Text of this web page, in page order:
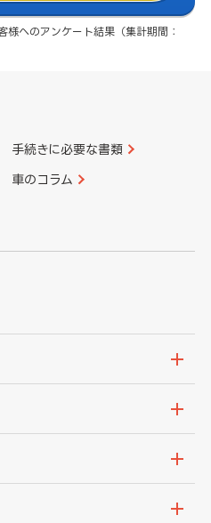
へのアンケート結果（集計期間：
手続きに必要な書類
車のコラム